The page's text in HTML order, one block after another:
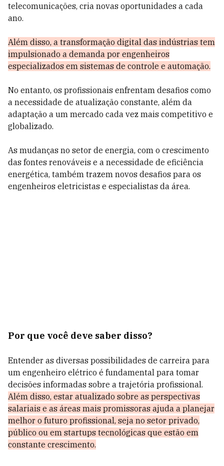
telecomunicações, cria novas oportunidades a cada
ano.
Além disso, a transformação digital das indústrias tem
impulsionado a demanda por engenheiros
especializados em sistemas de controle e automação.
No entanto, os profissionais enfrentam desafios como
a necessidade de atualização constante, além da
adaptação a um mercado cada vez mais competitivo e
globalizado.
As mudanças no setor de energia, com o crescimento
das fontes renováveis e a necessidade de eficiência
energética, também trazem novos desafios para os
engenheiros eletricistas e especialistas da área.
Por que você deve saber disso?
Entender as diversas possibilidades de carreira para
um engenheiro elétrico é fundamental para tomar
decisões informadas sobre a trajetória profissional.
Além disso, estar atualizado sobre as perspectivas
salariais e as áreas mais promissoras ajuda a planejar
melhor o futuro profissional, seja no setor privado,
público ou em startups tecnológicas que estão em
constante crescimento.